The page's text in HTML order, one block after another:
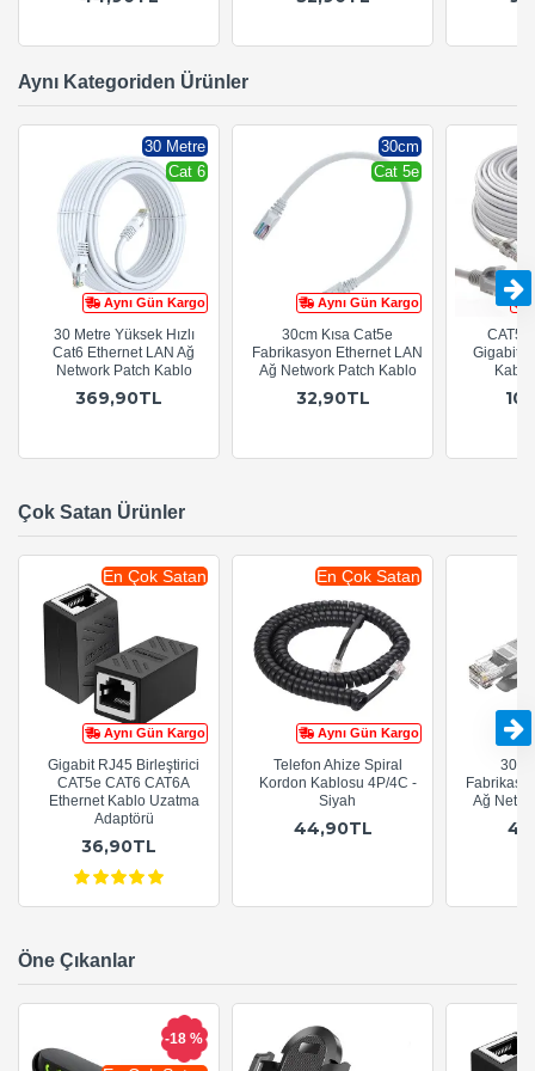
Aynı Kategoriden Ürünler
Aynı Gün Kargo
30 Metre
Cat 6
30 Metre Yüksek Hızlı
Cat6 Ethernet LAN Ağ
Network Patch Kablo
369,90TL
Aynı Gün Kargo
30cm
Cat 5e
30cm Kısa Cat5e
Fabrikasyon Ethernet LAN
Ağ Network Patch Kablo
32,90TL
CAT5e
Gigabit
Çok Satan Ürünler
Aynı Gün Kargo
En Çok Satan
Gigabit RJ45 Birleştirici
CAT5e CAT6 CAT6A
Ethernet Kablo Uzatma
Adaptörü
36,90TL
Aynı Gün Kargo
En Çok Satan
Telefon Ahize Spiral
Kordon Kablosu 4P/4C -
Siyah
44,90TL
Ağ
Öne Çıkanlar
-18 %